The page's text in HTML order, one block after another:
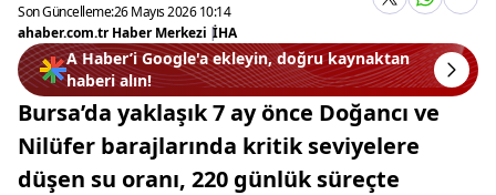
Son Güncelleme:26 Mayıs 2026 10:14
ahaber.com.tr Haber Merkezi |İHA
A Haber’i Google'a ekleyin, doğru kaynaktan
haberi alın!
Bursa’da yaklaşık 7 ay önce Doğancı ve
Nilüfer barajlarında kritik seviyelere
düşen su oranı, 220 günlük süreçte